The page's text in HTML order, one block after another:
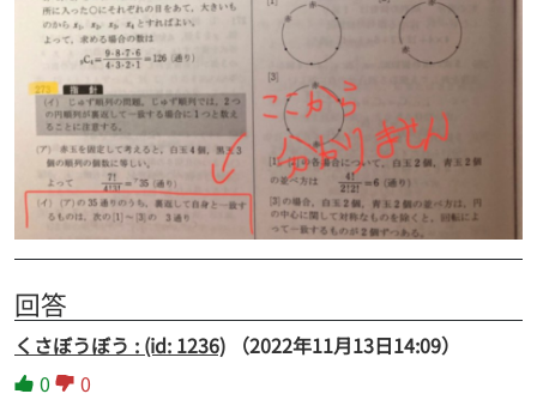
回答
くさぼうぼう : (id: 1236)
（2022年11月13日14:09）
0
0